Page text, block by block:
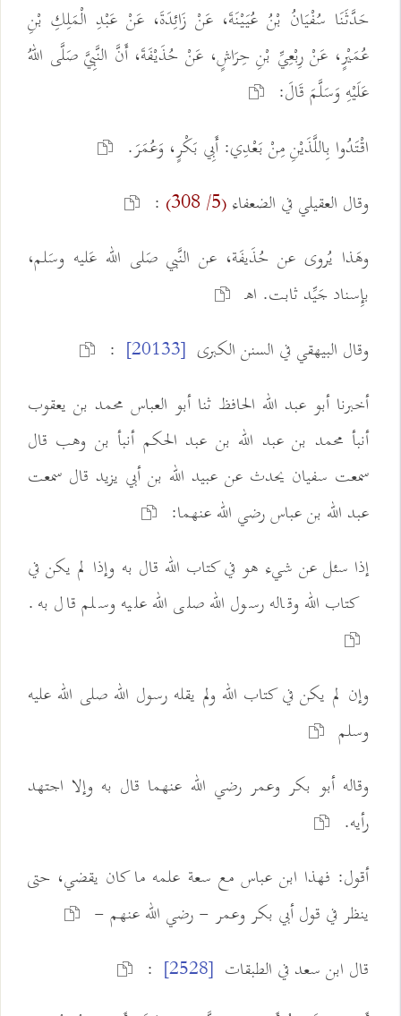
حَدَّثَنَا سُفْيَانُ بْنُ عُيَيْنَةَ، عَنْ زَائِدَةَ، عَنْ عَبْدِ الْمَلِكِ بْنِ
عُمَيْرٍ، عَنْ رِبْعِيِّ بْنِ حِرَاشٍ، عَنْ حُذَيْفَةَ، أَنَّ النَّبِيَّ صَلَّى اللهُ
عَلَيْهِ وَسَلَّمَ قَالَ:
اقْتَدُوا بِاللَّذَيْنِ مِنْ بَعْدِي: أَبِي بَكْرٍ، وَعُمَرَ.
وقال العقيلي في الضعفاء(5/ 308)
:
وهَذا يُروى عن حُذَيفَة، عن النَّبي صَلى الله عَليه وسَلم،
بإِسناد جَيِّد ثابت. اهـ
وقال البيهقي في السنن الكبرى [20133]
:
أخبرنا أبو عبد الله الحافظ ثنا أبو العباس محمد بن يعقوب
أنبأ محمد بن عبد الله بن عبد الحكم أنبأ بن وهب قال
سمعت سفيان يحدث عن عبيد الله بن أبي يزيد قال سمعت
عبد الله بن عباس رضي الله عنهما:
إذا سئل عن شيء هو في كتاب الله قال به وإذا لم يكن في
كتاب الله وقاله رسول الله صلى الله عليه وسلم قال به.
وإن لم يكن في كتاب الله ولم يقله رسول الله صلى الله عليه
وسلم
وقاله أبو بكر وعمر رضي الله عنهما قال به وإلا اجتهد
رأيه.
أقول: فهذا ابن عباس مع سعة علمه ما كان يقضي، حتى
ينظر في قول أبي بكر وعمر - رضي الله عنهم -
قال ابن سعد في الطبقات [2528]
: